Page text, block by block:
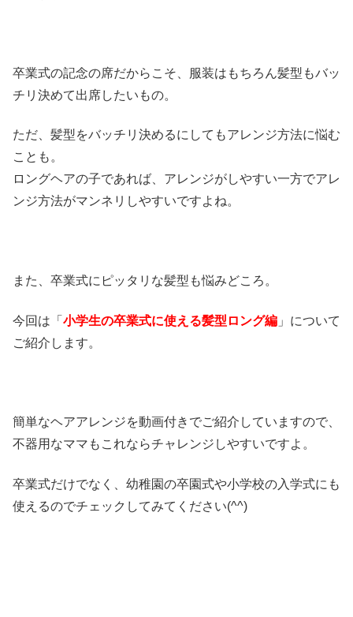
卒業式の記念の席だからこそ、服装はもちろん髪型もバッ
チリ決めて出席したいもの。
ただ、髪型をバッチリ決めるにしてもアレンジ方法に悩む
ことも。
ロングヘアの子であれば、アレンジがしやすい一方でアレ
ンジ方法がマンネリしやすいですよね。
また、卒業式にピッタリな髪型も悩みどころ。
今回は「 小学生の卒業式に使える髪型ロング編 」について
ご紹介します。
簡単なヘアアレンジを動画付きでご紹介していますので、
不器用なママもこれならチャレンジしやすいですよ。
卒業式だけでなく、幼稚園の卒園式や小学校の入学式にも
使えるのでチェックしてみてください(^^)